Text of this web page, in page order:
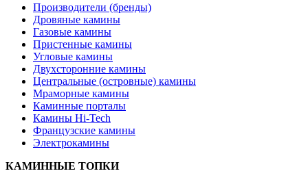
Производители (бренды)
Дровяные камины
Газовые камины
Пристенные камины
Угловые камины
Двухсторонние камины
Центральные (островные) камины
Мраморные камины
Каминные порталы
Камины Hi-Tech
Французские камины
Электрокамины
КАМИННЫЕ ТОПКИ